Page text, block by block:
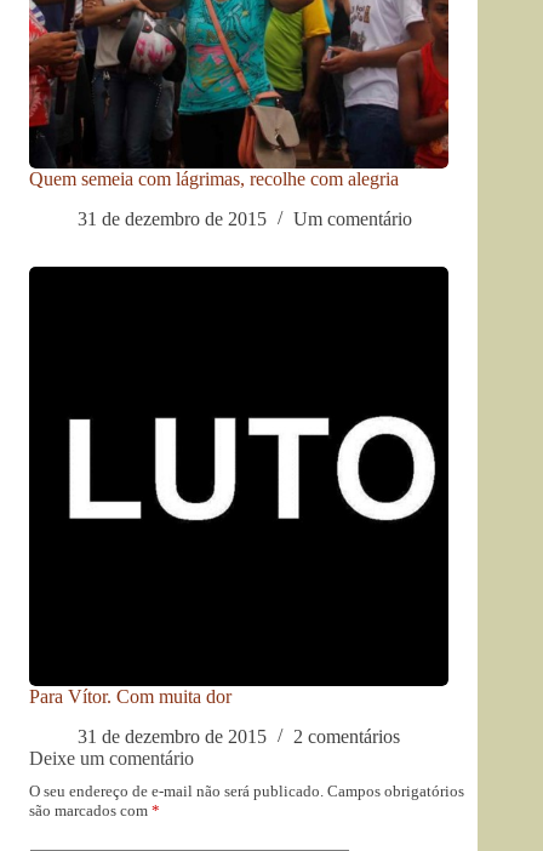
Quem semeia com lágrimas, recolhe com alegria
31 de dezembro de 2015
Um comentário
Para Vítor. Com muita dor
31 de dezembro de 2015
2 comentários
Deixe um comentário
O seu endereço de e-mail não será publicado. Campos obrigatórios
são marcados com *